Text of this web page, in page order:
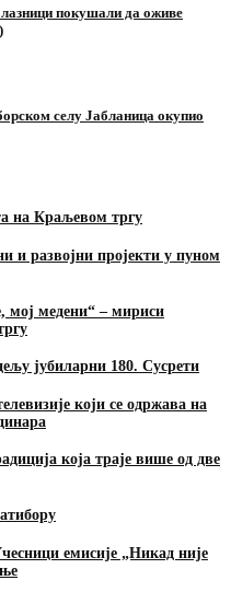
покушали да оживе
селу Јабланица окупио
на Краљевом тргу
и развојни пројекти у пуном
мој медени“ – мириси
јубиларни 180. Сусрети
који се одржава на
која траје више од две
емисије „Никад није